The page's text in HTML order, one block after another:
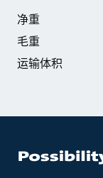
净重
毛重
运输体积